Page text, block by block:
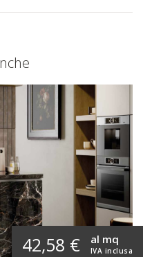
42,58 € IVA inclusa
al mq